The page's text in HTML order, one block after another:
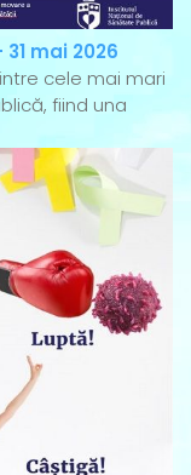
31 mai 2026
cele mai mari
fiind una